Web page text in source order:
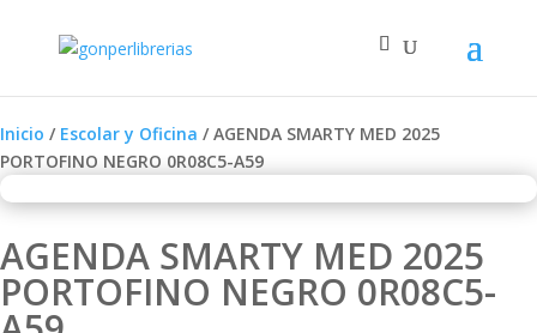
Inicio / Escolar y Oficina / AGENDA SMARTY MED 2025
PORTOFINO NEGRO 0R08C5-A59
AGENDA SMARTY MED 2025
PORTOFINO NEGRO 0R08C5-